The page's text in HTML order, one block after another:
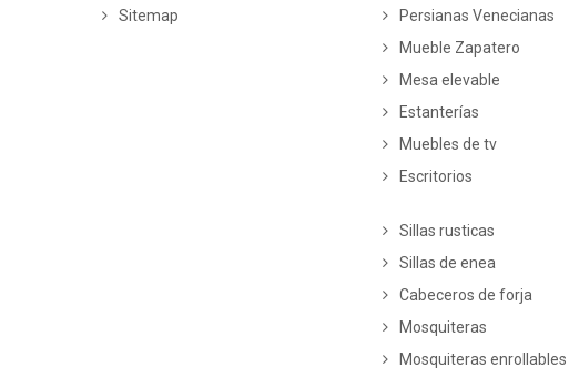
Sitemap
Persianas Venecianas
Mueble Zapatero
Mesa elevable
Estanterías
Muebles de tv
Escritorios
Sillas rusticas
Sillas de enea
Cabeceros de forja
Mosquiteras
Mosquiteras enrollables